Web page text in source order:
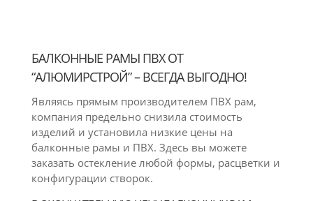
БАЛКОННЫЕ РАМЫ ПВХ ОТ
“АЛЮМИРСТРОЙ” – ВСЕГДА ВЫГОДНО!
Являясь прямым производителем ПВХ рам,
компания предельно снизила стоимость
изделий и установила низкие цены на
балконные рамы и ПВХ. Здесь вы можете
заказать остекление любой формы, расцветки и
конфигурации створок.